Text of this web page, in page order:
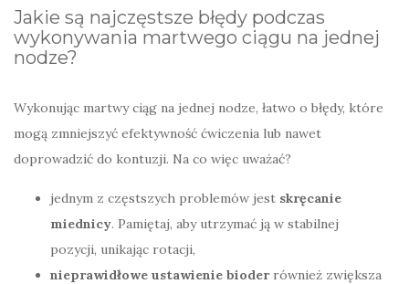
Jakie są najczęstsze błędy podczas
wykonywania martwego ciągu na jednej
nodze?
Wykonując martwy ciąg na jednej nodze, łatwo o błędy, które
mogą zmniejszyć efektywność ćwiczenia lub nawet
doprowadzić do kontuzji. Na co więc uważać?
jednym z częstszych problemów jest skręcanie
miednicy. Pamiętaj, aby utrzymać ją w stabilnej
pozycji, unikając rotacji,
nieprawidłowe ustawienie bioderrównież zwiększa